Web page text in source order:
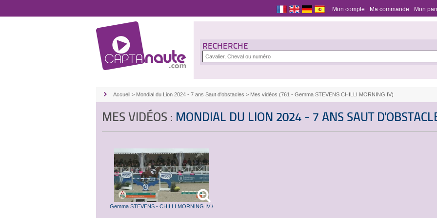
Mon compte Ma commande Mon
RECHERCHE
Accueil > Mondial du Lion 2024 - 7 ans Saut d'obstacles > Mes vidéos (761 - Gemma STEVENS CHILLI MORNING IV)
MES VIDÉOS : MONDIAL DU LION 2024 - 7 ANS SAUT
Gemma STEVENS - CHILLI MORNING IV /